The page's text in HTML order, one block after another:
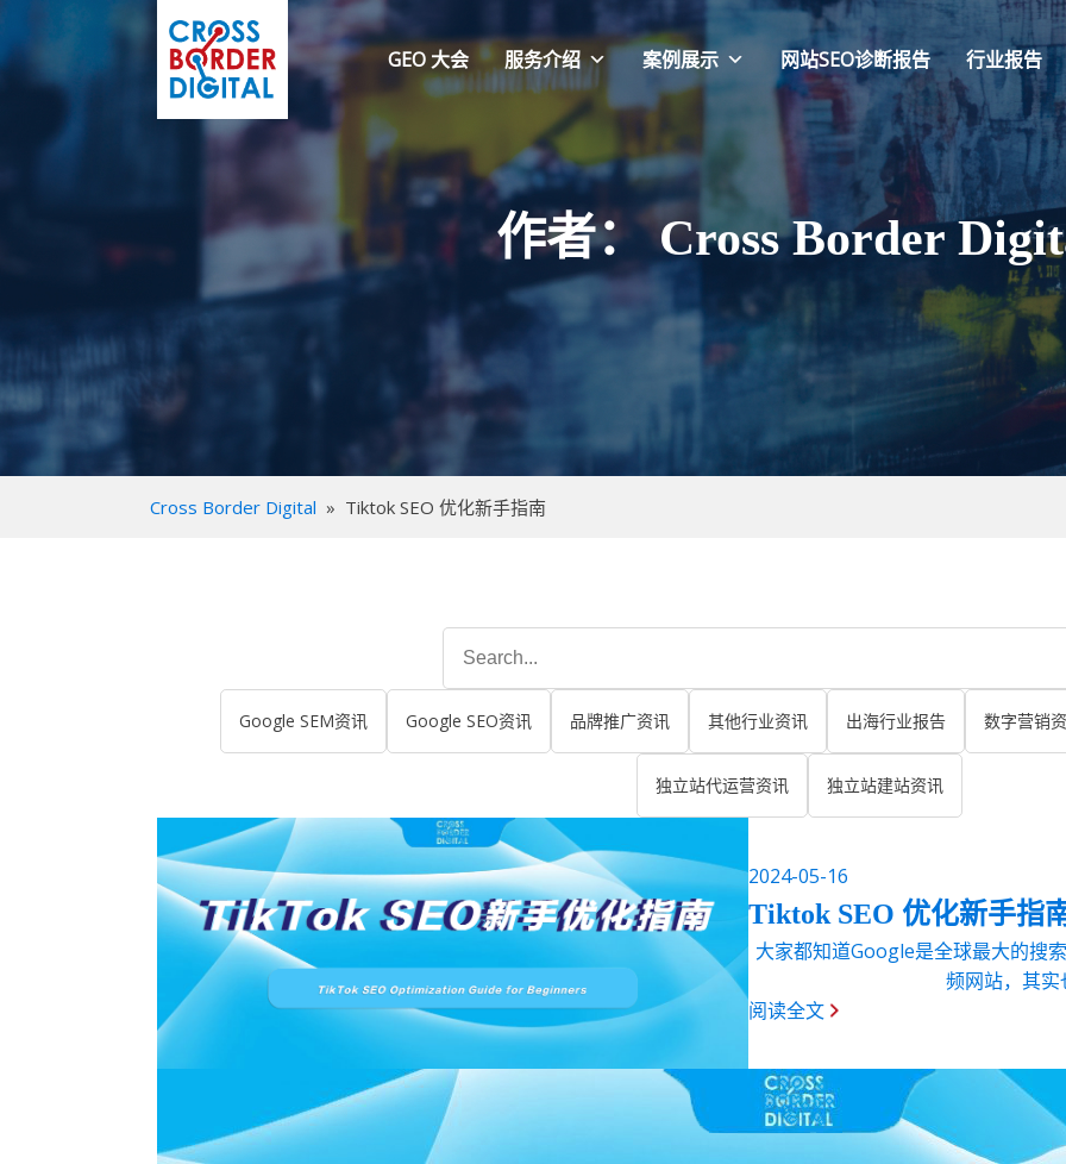
GEO 大会 服务介绍 案例展示 网站SEO诊断报告 行业报告
作者：Cross Border
Cross Border Digital » Tiktok SEO 优化新手指南
for:
Google SEM资讯 Google SEO资讯 品牌推广资讯 其他行业资讯 出海行业报告 数字营销
独立站代运营资讯 独立站建站资讯
2024-05-16
Tiktok SEO 优化新手指
大家都知道Google是全球最大的搜
频网站，其
阅读全文